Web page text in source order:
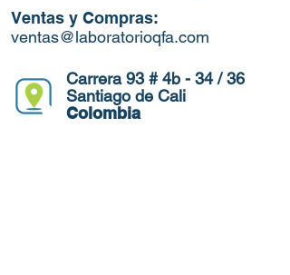
Ventas y Compras:
ventas@laboratorioqfa.com
Carrera 93 # 4b - 34 / 36
Santiago de Cali
Colombia